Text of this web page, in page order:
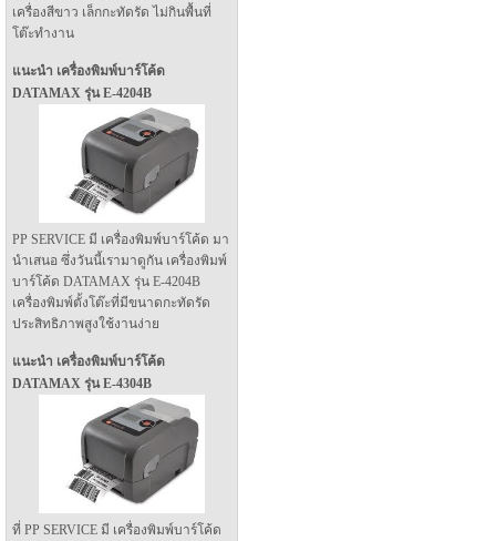
เครื่องสีขาว เล็กกะทัดรัด ไม่กินพื้นที่
โต๊ะทำงาน
แนะนำ เครื่องพิมพ์บาร์โค้ด
DATAMAX รุ่น E-4204B
PP SERVICE มี เครื่องพิมพ์บาร์โค้ด มา
นำเสนอ ซึ่งวันนี้เรามาดูกัน เครื่องพิมพ์
บาร์โค้ด DATAMAX รุ่น E-4204B
เครื่องพิมพ์ตั้งโต๊ะที่มีขนาดกะทัดรัด
ประสิทธิภาพสูงใช้งานง่าย
แนะนำ เครื่องพิมพ์บาร์โค้ด
DATAMAX รุ่น E-4304B
ที่ PP SERVICE มี เครื่องพิมพ์บาร์โค้ด